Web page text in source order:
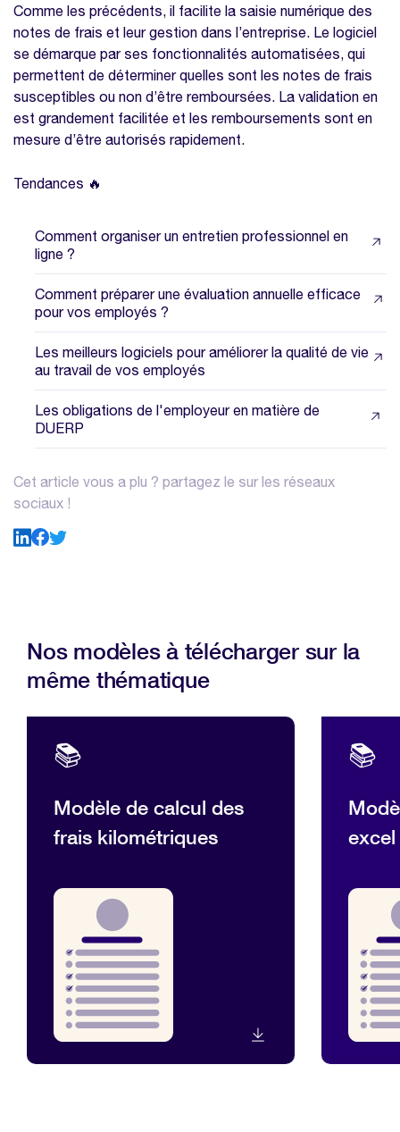
Comme les précédents, il facilite la saisie numérique des
notes de frais et leur gestion dans l’entreprise. Le logiciel
se démarque par ses fonctionnalités automatisées, qui
permettent de déterminer quelles sont les notes de frais
susceptibles ou non d’être remboursées. La validation en
est grandement facilitée et les remboursements sont en
mesure d’être autorisés rapidement.
Tendances 🔥
Comment organiser un entretien professionnel en
ligne ?
Comment préparer une évaluation annuelle efficace
pour vos employés ?
Les meilleurs logiciels pour améliorer la qualité de vie
au travail de vos employés
Les obligations de l'employeur en matière de
DUERP
Cet article vous a plu ? partagez le sur les réseaux
sociaux !
Nos modèles à télécharger sur la
même thématique
📚
Modèle de calcul des
frais kilométriques
📚
excel